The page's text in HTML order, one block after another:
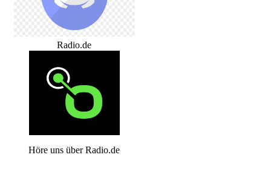
Radio.de
Höre uns über Radio.de